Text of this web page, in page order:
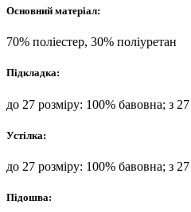
Основний матеріал:
70% поліестер, 30% поліуретан
Підкладка:
до 27 розміру: 100% бавовна; з
Устілка:
до 27 розміру: 100% бавовна; з
Підошва: